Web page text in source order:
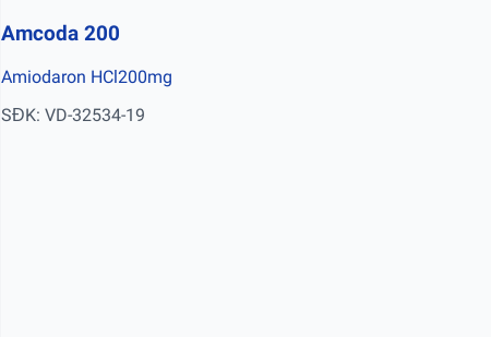
Amcoda 200
Amiodaron HCl200mg
SĐK: VD-32534-19